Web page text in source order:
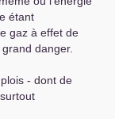
étant
gaz à effet de
danger.
- dont de